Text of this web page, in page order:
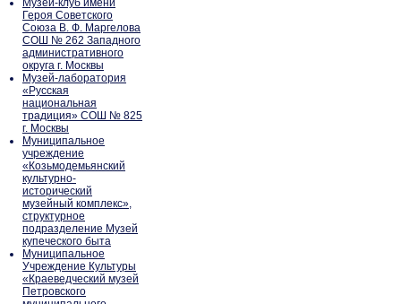
Музей-клуб имени
Героя Советского
Союза В. Ф. Маргелова
СОШ № 262 Западного
административного
округа г. Москвы
Музей-лаборатория
«Русская
национальная
традиция» СОШ № 825
г. Москвы
Муниципальное
учреждение
«Козьмодемьянский
культурно-
исторический
музейный комплекс»,
структурное
подразделение Музей
купеческого быта
Муниципальное
Учреждение Культуры
«Краеведческий музей
Петровского